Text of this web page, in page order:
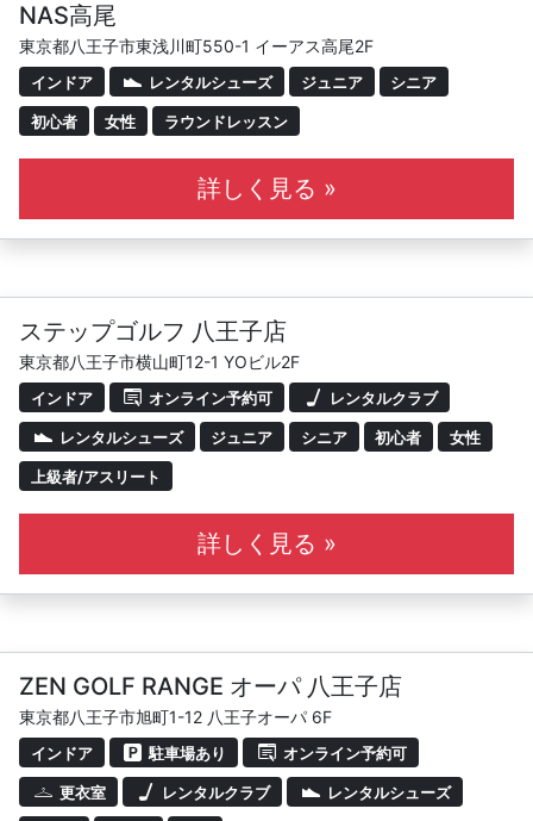
NAS高尾
東京都八王子市東浅川町550-1 イーアス高尾2F
インドア レンタルシューズ ジュニア シニア
初心者 女性 ラウンドレッスン
詳しく見る »
ステップゴルフ 八王子店
東京都八王子市横山町12-1 YOビル2F
インドア オンライン予約可 レンタルクラブ
レンタルシューズ ジュニア シニア 初心者 女性
上級者/アスリート
詳しく見る »
ZEN GOLF RANGE オーパ 八王子店
東京都八王子市旭町1-12 八王子オーパ 6F
インドア 駐車場あり オンライン予約可
更衣室 レンタルクラブ レンタルシューズ